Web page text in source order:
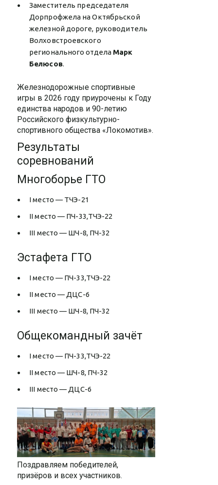
Заместитель председателя
Дорпрофжела на Октябрьской
железной дороге, руководитель
Волховстроевского
регионального отдела Марк
Белюсов.
Железнодорожные спортивные
игры в 2026 году приурочены к Году
единства народов и 90-летию
Российского физкультурно-
спортивного общества «Локомотив».
Результаты
соревнований
Многоборье ГТО
I место — ТЧЭ-21
II место — ПЧ-33,ТЧЭ-22
III место — ШЧ-8, ПЧ-32
Эстафета ГТО
I место — ПЧ-33,ТЧЭ-22
II место — ДЦС-6
III место — ШЧ-8, ПЧ-32
Общекомандный зачёт
I место — ПЧ-33,ТЧЭ-22
II место — ШЧ-8, ПЧ-32
III место — ДЦС-6
Поздравляем победителей,
призёров и всех участников.